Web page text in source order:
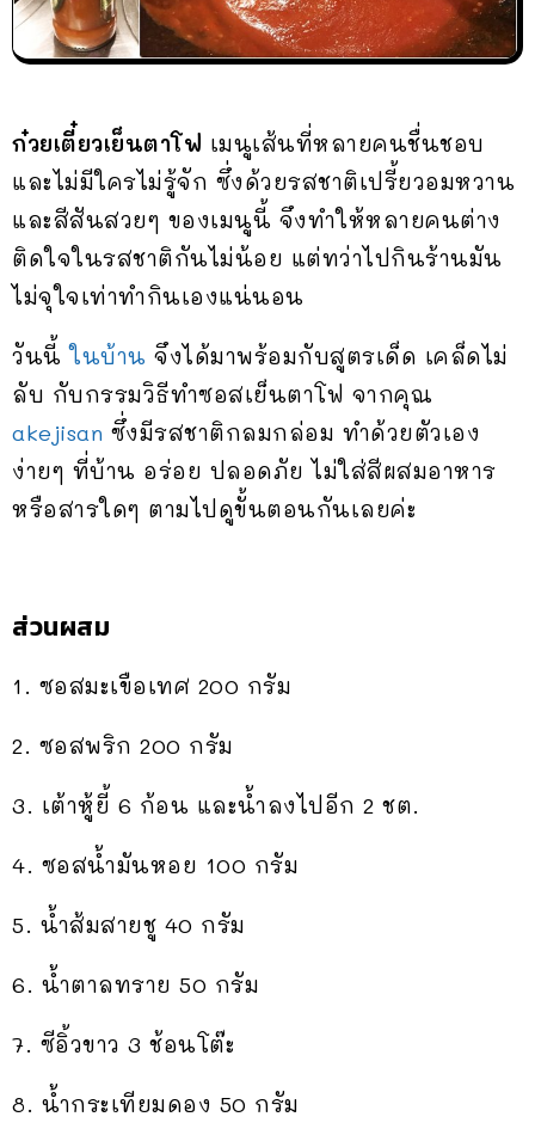
ก๋วยเตี๋ยวเย็นตาโฟ เมนูเส้นที่หลายคนชื่นชอบ
และไม่มีใครไม่รู้จัก ซึ่งด้วยรสชาติเปรี้ยวอมหวาน
และสีสันสวยๆ ของเมนูนี้ จึงทำให้หลายคนต่าง
ติดใจในรสชาติกันไม่น้อย แต่ทว่าไปกินร้านมัน
ไม่จุใจเท่าทำกินเองแน่นอน
วันนี้ในบ้าน จึงได้มาพร้อมกับสูตรเด็ด เคล็ดไม่
ลับ กับกรรมวิธีทำซอสเย็นตาโฟ จากคุณ
akejisan ซึ่งมีรสชาติกลมกล่อม ทำด้วยตัวเอง
ง่ายๆ ที่บ้าน อร่อย ปลอดภัย ไม่ใส่สีผสมอาหาร
หรือสารใดๆ ตามไปดูขั้นตอนกันเลยค่ะ
ส่วนผสม
1. ซอสมะเขือเทศ 200 กรัม
2. ซอสพริก 200 กรัม
3. เต้าหู้ยี้ 6 ก้อน และน้ำลงไปอีก 2 ชต.
4. ซอสน้ำมันหอย 100 กรัม
5. น้ำส้มสายชู 40 กรัม
6. น้ำตาลทราย 50 กรัม
7. ซีอิ้วขาว 3 ช้อนโต๊ะ
8. น้ำกระเทียมดอง 50 กรัม